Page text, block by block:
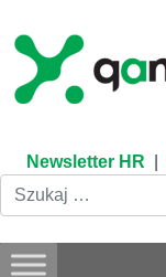
content
Newsletter HR